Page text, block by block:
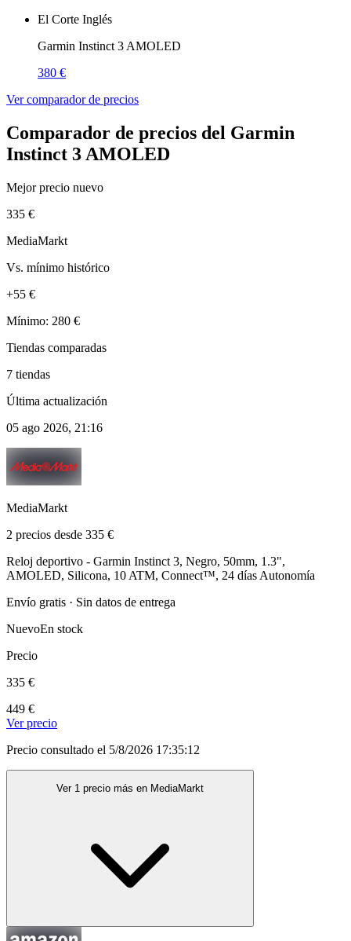
El Corte Inglés
Garmin Instinct 3 AMOLED
380 €
Ver comparador de precios
Comparador de precios del Garmin
Instinct 3 AMOLED
Mejor precio nuevo
335 €
MediaMarkt
Vs. mínimo histórico
+55 €
Mínimo: 280 €
Tiendas comparadas
7 tiendas
Última actualización
05 ago 2026, 21:16
MediaMarkt
2 precios desde 335 €
Reloj deportivo - Garmin Instinct 3, Negro, 50mm, 1.3",
AMOLED, Silicona, 10 ATM, Connect™, 24 días Autonomía
Envío gratis · Sin datos de entrega
NuevoEn stock
Precio
335 €
449 €
Ver precio
Precio consultado el 5/8/2026 17:35:12
Ver 1 precio más en MediaMarkt